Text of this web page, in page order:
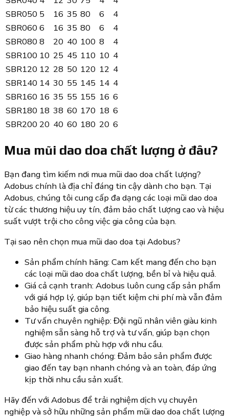
SBR050 5 16 35 80 6
4
SBR060 6 16 35 80 6
4
SBR080 8 20 40 100 8
4
SBR100 10 25 45 110 10 4
SBR120 12 28 50 120 12 4
SBR140 14 30 55 145 14 4
SBR160 16 35 55 155 16 6
SBR180 18 38 60 170 18 6
SBR200 20 40 60 180 20 6
Mua mũi dao doa chất lượng ở đâu?
Bạn đang tìm kiếm nơi mua mũi dao doa chất lượng?
Adobus chính là địa chỉ đáng tin cậy dành cho bạn. Tại
Adobus, chúng tôi cung cấp đa dạng các loại mũi dao doa
từ các thương hiệu uy tín, đảm bảo chất lượng cao và hiệu
suất vượt trội cho công việc gia công của bạn.
Tại sao nên chọn mua mũi dao doa tại Adobus?
Sản phẩm chính hãng: Cam kết mang đến cho bạn
các loại mũi dao doa chất lượng, bền bỉ và hiệu quả.
Giá cả cạnh tranh: Adobus luôn cung cấp sản phẩm
với giá hợp lý, giúp bạn tiết kiệm chi phí mà vẫn đảm
bảo hiệu suất gia công.
Tư vấn chuyên nghiệp: Đội ngũ nhân viên giàu kinh
nghiệm sẵn sàng hỗ trợ và tư vấn, giúp bạn chọn
được sản phẩm phù hợp với nhu cầu.
Giao hàng nhanh chóng: Đảm bảo sản phẩm được
giao đến tay bạn nhanh chóng và an toàn, đáp ứng
kịp thời nhu cầu sản xuất.
Hãy đến với Adobus để trải nghiệm dịch vụ chuyên
nghiệp và sở hữu những sản phẩm mũi dao doa chất lượng